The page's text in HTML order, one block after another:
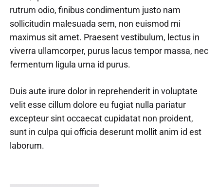
rutrum odio, finibus condimentum justo nam
sollicitudin malesuada sem, non euismod mi
maximus sit amet. Praesent vestibulum, lectus in
viverra ullamcorper, purus lacus tempor massa, nec
fermentum ligula urna id purus.
Duis aute irure dolor in reprehenderit in voluptate
velit esse cillum dolore eu fugiat nulla pariatur
excepteur sint occaecat cupidatat non proident,
sunt in culpa qui officia deserunt mollit anim id est
laborum.